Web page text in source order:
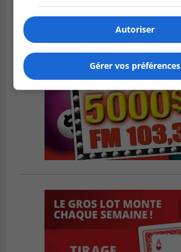
Autoriser
Gérer vos préférences